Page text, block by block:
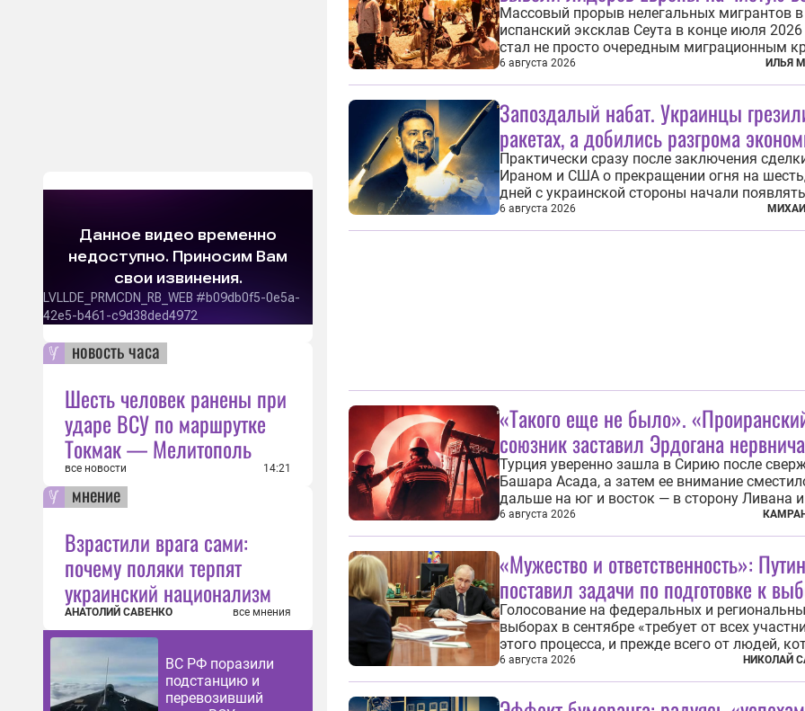
новость часа
Шесть человек ранены при
ударе ВСУ по маршрутке
Токмак — Мелитополь
все новости 14:21
мнение
Взрастили врага сами:
почему поляки терпят
украинский национализм
АНАТОЛИЙ САВЕНКО все мнения
ВС РФ поразили
подстанцию и
перевозивший
Массовый прорыв нелегальных мигрантов в
испанский эксклав Сеута в конце июля 2026
стал не просто очередным миграционным
на южных рубежах Европы. Он обнажил
фундаментальный раскол внутри
выстраивавшаяся миграционная политика
зашла в...
6 августа 2026 ИЛЬЯ
Запоздалый набат. Украинцы
ракетах, а добились разгрома
Практически сразу после заключения
Ираном и США о прекращении огня на
дней с украинской стороны начали
сначала обнадеживающие, а после и вовсе
бравурные заявления про некий «перелом»
6 августа 2026
«Такого еще не было».
союзник заставил Эрдогана
Турция уверенно зашла в Сирию после
Башара Асада, а затем ее внимание
дальше на юг и восток — в сторону Ливана
Недавний визит премьеров этих стран в
договоры об участии турецкой компании
развития» подтверждают...
6 августа 2026
«Мужество и ответственность»: Путин
поставил задачи по подготовке к
Голосование на федеральных и
выборах в сентябре «требует от всех
этого процесса, и прежде всего от людей,
организуют эти выборы, мужества и
отношения к формированию власти», —
6 августа 2026 НИКОЛАЙ